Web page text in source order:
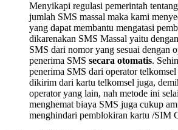
Menyikapi regulasi pemerintah
jumlah SMS massal maka kami
yang dapat membantu mengatasi
dikarenakan SMS Massal yaitu
SMS dari nomor yang sesuai dengan
penerima SMS secara otomatis.
penerima SMS dari operator
dikirim dari kartu telkomsel juga,
operator yang lain, nah metode ini
menghemat biaya SMS juga cukup
menghindari pemblokiran kartu /SIM